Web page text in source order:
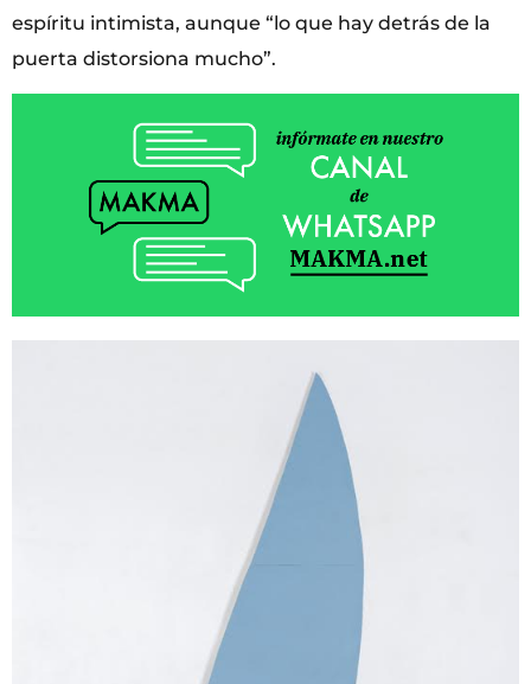
espíritu intimista, aunque “lo que hay detrás de la
puerta distorsiona mucho”.